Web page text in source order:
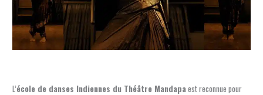
L’école de danses Indiennes du Théâtre Mandapaest reconnue pour